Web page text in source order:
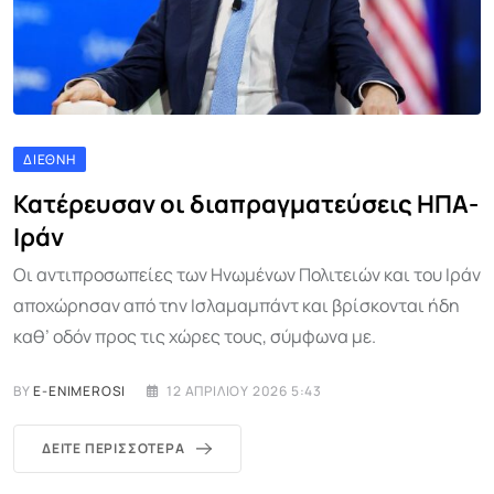
ΔΙΕΘΝΉ
Κατέρευσαν οι διαπραγματεύσεις ΗΠΑ-
Ιράν
Οι αντιπροσωπείες των Ηνωμένων Πολιτειών και του Ιράν
αποχώρησαν από την Ισλαμαμπάντ και βρίσκονται ήδη
καθ’ οδόν προς τις χώρες τους, σύμφωνα με.
BYE-ENIMEROSI 12 ΑΠΡΙΛΊΟΥ 2026 5:43
ΔΕΊΤΕ ΠΕΡΙΣΣΌΤΕΡΑ